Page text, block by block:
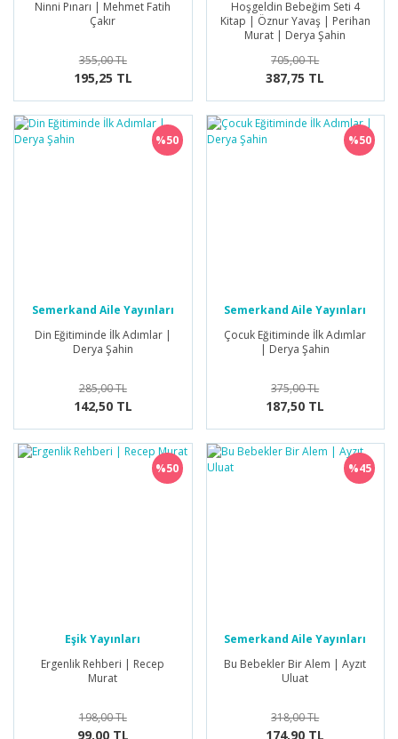
Ninni Pınarı | Mehmet Fatih
Çakır
355,00 TL
195,25 TL
Hoşgeldin Bebeğim Seti 4
Kitap | Öznur Yavaş | Perihan
Murat | Derya Şahin
705,00 TL
387,75 TL
%50
Semerkand Aile Yayınları
Din Eğitiminde İlk Adımlar |
Derya Şahin
285,00 TL
142,50 TL
%50
Semerkand Aile Yayınları
Çocuk Eğitiminde İlk Adımlar
| Derya Şahin
375,00 TL
187,50 TL
%50
Eşik Yayınları
Ergenlik Rehberi | Recep
Murat
198,00 TL
99,00 TL
%45
Semerkand Aile Yayınları
Bu Bebekler Bir Alem | Ayzıt
Uluat
318,00 TL
174,90 TL